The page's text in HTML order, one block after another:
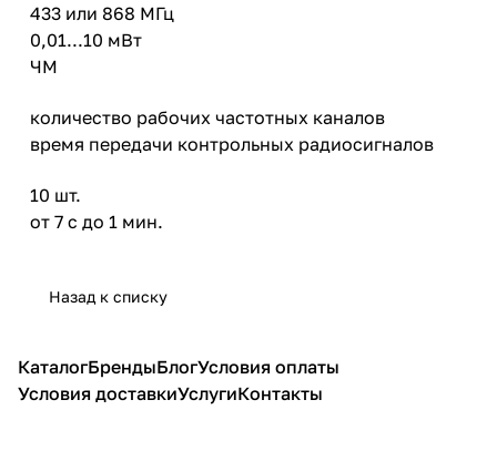
433 или 868 МГц
0,01...10 мВт
ЧМ
количество рабочих частотных каналов
время передачи контрольных радиосигналов
10 шт.
от 7 с до 1 мин.
Назад к списку
КаталогБрендыБлогУсловия оплаты
Условия доставкиУслугиКонтакты